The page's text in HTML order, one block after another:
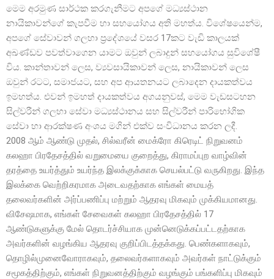
මෙම අරමුණ සාර්ථක කරගැනීමට අපගේ මධ්යස්ථාන
නායිකාවන්ගේ කැපවීම හා සහයෝගය අති මහත්ය. විශේෂයෙන්ම,
අපගේ සේවාවන් ගලහා ප්රදේශයේ වසර 17කට වැඩි කාලයක්
අඛණ්ඩව පවත්වාගෙන යාමට ඔවුන් ලබාදුන් සහයෝගය සුවිශේෂී
විය. කාන්තාවන් ලෙස, ව්යවසායිකාවන් ලෙස, නායිකාවන් ලෙස
ඔවුන් රටට, සමාජයට, සහ අප ආයතනයට ලබාදෙන දායකත්වය
ඉමහත්ය. එවන් ඉමහත් දායකත්වය අගයනුවස්, මෙම වැඩසටහන
සිල්වරීන් ගලහා සේවා මධ්යස්ථානය සහ සිල්වරීන් පාරිභෝගික
සේවා හා ආරක්ෂණ අංශය මගින් එක්ව සංවිධානය කරන ලදී.
2008 ஆம் ஆண்டு முதல், சில்வரீன் மைக்ரோ கிரெடிட் நிறுவனம்
கலஹா பிரதேசத்தில் வறுமையை குறைத்து, கிராமப்புற வாழ்வின்
தரத்தை உயர்த்தும் உயர்ந்த இலக்குக்காக செயல்பட்டு வருகிறது. இந்த
இலக்கை வெற்றிகரமாக அடைவதற்காக எங்கள் மையத்
தலைவர்களின் அர்ப்பணிப்பு மற்றும் ஆதரவு மிகவும் முக்கியமானது.
விசேஷமாக, எங்கள் சேவைகள் கலஹா பிரதேசத்தில் 17
ஆண்டுகளுக்கு மேல் தொடர்ச்சியாக முன்னெடுக்கப்பட்டதற்காக
அவர்களின் வழங்கிய ஆதரவு குறிப்பிடத்தக்கது. பெண்களாகவும்,
தொழில்முனைவோராகவும், தலைவர்களாகவும் அவர்கள் நாட்டுக்கும்
சமூகத்திற்கும், எங்கள் நிறுவனத்திற்கும் வழங்கும் பங்களிப்பு மிகவும்